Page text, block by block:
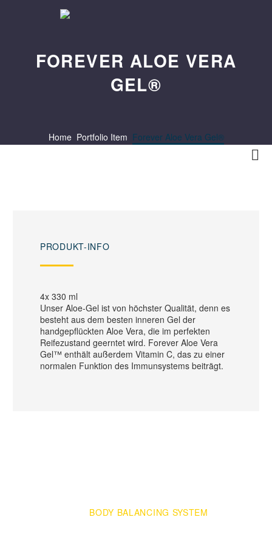
FOREVER ALOE VERA
GEL®
Home Portfolio Item Forever Aloe Vera Gel®

PRODUKT-INFO
4x 330 ml
Unser Aloe-Gel ist von höchster Qualität, denn es
besteht aus dem besten inneren Gel der
handgepflückten Aloe Vera, die im perfekten
Reifezustand geerntet wird. Forever Aloe Vera
Gel™ enthält außerdem Vitamin C, das zu einer
normalen Funktion des Immunsystems beiträgt.
BODY BALANCING SYSTEM